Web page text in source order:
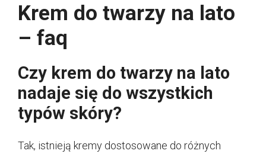
Krem do twarzy na lato
– faq
Czy krem do twarzy na lato
nadaje się do wszystkich
typów skóry?
Tak, istnieją kremy dostosowane do różnych